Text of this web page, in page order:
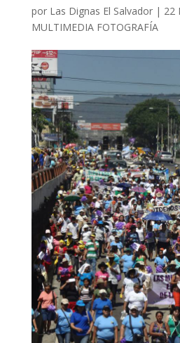
por Las Dignas El Salvador| 22
MULTIMEDIA FOTOGRAFÍA